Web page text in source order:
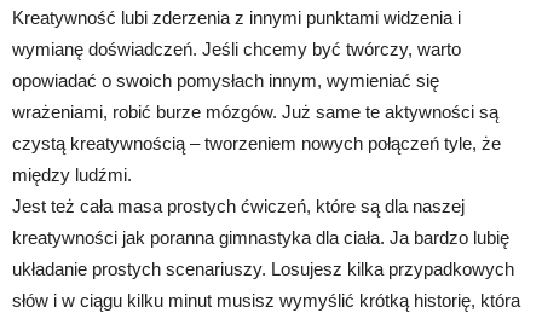
Kreatywność lubi zderzenia z innymi punktami widzenia i
wymianę doświadczeń. Jeśli chcemy być twórczy, warto
opowiadać o swoich pomysłach innym, wymieniać się
wrażeniami, robić burze mózgów. Już same te aktywności są
czystą kreatywnością – tworzeniem nowych połączeń tyle, że
między ludźmi.
Jest też cała masa prostych ćwiczeń, które są dla naszej
kreatywności jak poranna gimnastyka dla ciała. Ja bardzo lubię
układanie prostych scenariuszy. Losujesz kilka przypadkowych
słów i w ciągu kilku minut musisz wymyślić krótką historię, która